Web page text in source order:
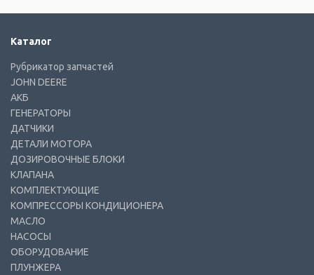
Каталог
Рубрикатор запчастей
JOHN DEERE
АКБ
ГЕНЕРАТОРЫ
ДАТЧИКИ
ДЕТАЛИ МОТОРА
ДОЗИРОВОЧНЫЕ БЛОКИ
КЛАПАНА
КОМПЛЕКТУЮЩИЕ
КОМПРЕССОРЫ КОНДИЦИОНЕРА
МАСЛО
НАСОСЫ
ОБОРУДОВАНИЕ
ПЛУНЖЕРА